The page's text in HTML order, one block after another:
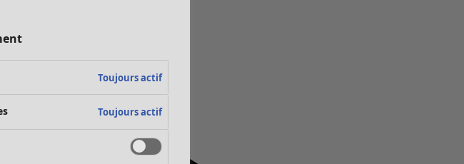
Toujours actif
Toujours actif